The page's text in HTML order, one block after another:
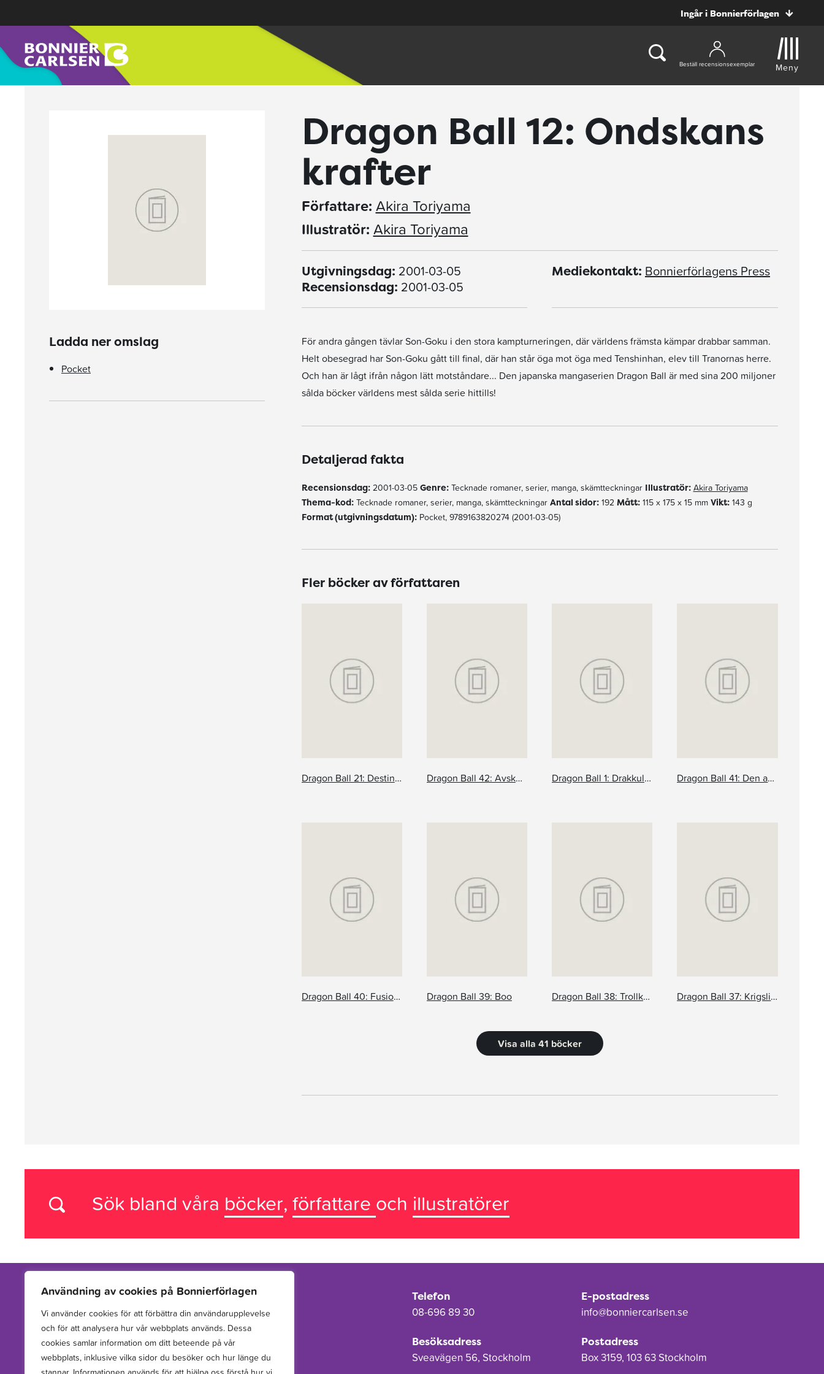
Användning av cookies på Bonnierförlagen
Vi använder cookies för att förbättra din användarupplevelse
och för att analysera hur vår webbplats används. Dessa
cookies samlar information om ditt beteende på vår
webbplats, inklusive vilka sidor du besöker och hur länge du
Ingår i Bonnierförlagen
Beställ recensionsexemplar Meny
Ladda ner omslag
Pocket
Dragon Ball 12: Ondskans
krafter
Författare: Akira Toriyama
Illustratör: Akira Toriyama
Utgivningsdag: 2001-03-05
Recensionsdag: 2001-03-05
Mediekontakt: Bonnierförlagens Press
För andra gången tävlar Son-Goku i den stora kampturneringen, där världens främsta kämpar drabbar samman.
Helt obesegrad har Son-Goku gått till final, där han står öga mot öga med Tenshinhan, elev till Tranornas herre.
Och han är lågt ifrån någon lätt motståndare... Den japanska mangaserien Dragon Ball är med sina 200 miljoner
sålda böcker världens mest sålda serie hittills!
Detaljerad fakta
Recensionsdag:2001-03-05 Genre:Tecknade romaner, serier, manga, skämtteckningar Illustratör: Akira Toriyama
Thema-kod:Tecknade romaner, serier, manga, skämtteckningar Antal sidor:192 Mått:115 x 175 x 15 mm Vikt:143 g
Format (utgivningsdatum):Pocket, 9789163820274 (2001-03-05)
Fler böcker av författaren
Dragon Ball 21: Destination Namek! Dragon Ball 42: Avskedet Dragon Ball 1: Drakkulornas hemlighet Dragon Ball 41: Den avgörande striden
Dragon Ball 40: Fusionen Dragon Ball 39: Boo Dragon Ball 38: Trollkarlarna Dragon Ball 37: Krigslist
Visa alla 41 böcker
Sök bland våra böcker,författare och illustratörer
Vi arbetar med att hitta, utveckla, publicera och sprida
berättelser för barn och unga.
Telefon
08-696 89 30
E-postadress
info@bonniercarlsen.se
Besöksadress
Sveavägen 56, Stockholm
Postadress
Box 3159, 103 63 Stockholm